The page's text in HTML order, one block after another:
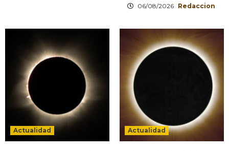
06/08/2026 Redaccion
Actualidad Actualidad